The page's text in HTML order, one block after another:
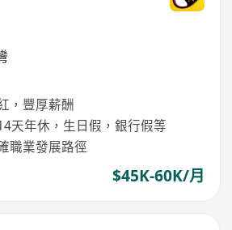
，豐厚薪酬
天年休，生日假，銀行假等
職業發展路徑
$45K-60K/月